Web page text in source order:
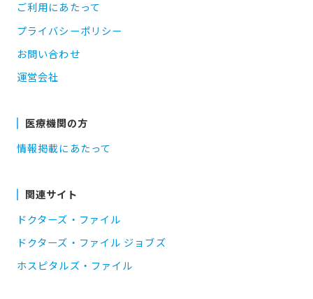
ご利用にあたって
プライバシーポリシー
お問い合わせ
運営会社
医療機関の方
情報掲載にあたって
関連サイト
ドクターズ・ファイル
ドクターズ・ファイル ジョブズ
ホスピタルズ・ファイル